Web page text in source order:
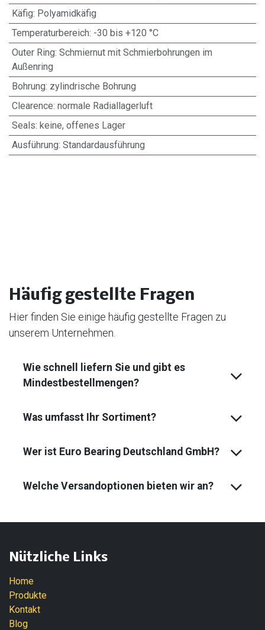
Käfig: Polyamidkäfig
Temperaturbereich: -30 bis +120 °C
Outer Ring: Schmiernut mit Schmierbohrungen im
Außenring
Bohrung: zylindrische Bohrung
Clearence: normale Radiallagerluft
Seals: keine, offenes Lager
Ausführung: Standardausführung
Häufig gestellte Fragen
Hier finden Sie einige häufig gestellte Fragen zu
unserem Unternehmen.
Wie schnell liefern Sie und gibt es
Mindest­bestell­mengen?
Was umfasst Ihr Sortiment?
Wer ist Euro Bearing Deutschland GmbH?
Welche Versandoptionen bieten wir an?
Nützliche Links
Home
Produkte
Kontakt
Blog